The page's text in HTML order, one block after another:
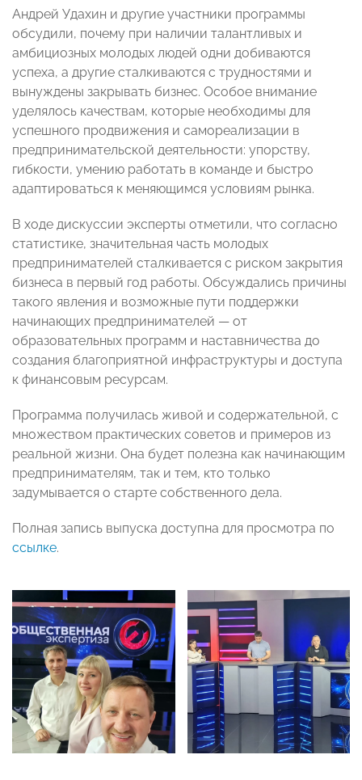
Андрей Удахин и другие участники программы
обсудили, почему при наличии талантливых и
амбициозных молодых людей одни добиваются
успеха, а другие сталкиваются с трудностями и
вынуждены закрывать бизнес. Особое внимание
уделялось качествам, которые необходимы для
успешного продвижения и самореализации в
предпринимательской деятельности: упорству,
гибкости, умению работать в команде и быстро
адаптироваться к меняющимся условиям рынка.
В ходе дискуссии эксперты отметили, что согласно
статистике, значительная часть молодых
предпринимателей сталкивается с риском закрытия
бизнеса в первый год работы. Обсуждались причины
такого явления и возможные пути поддержки
начинающих предпринимателей — от
образовательных программ и наставничества до
создания благоприятной инфраструктуры и доступа
к финансовым ресурсам.
Программа получилась живой и содержательной, с
множеством практических советов и примеров из
реальной жизни. Она будет полезна как начинающим
предпринимателям, так и тем, кто только
задумывается о старте собственного дела.
Полная запись выпуска доступна для просмотра по
ссылке.